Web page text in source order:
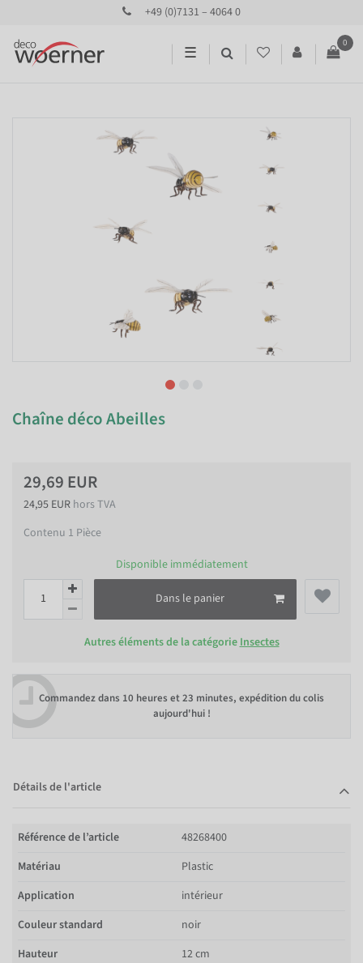
+49 (0)7131 – 4064 0
☰
0
Chaîne déco Abeilles
29,69 EUR
24,95 EUR hors TVA
Contenu 1 Pièce
Disponible immédiatement
Dans le panier
Autres éléments de la catégorie Insectes
Commandez dans 10 heures et 23 minutes, expédition du colis
aujourd'hui !
Détails de l'article
Référence de l’article
48268400
Matériau
Plastic
Application
intérieur
Couleur standard
noir
Hauteur
12 cm